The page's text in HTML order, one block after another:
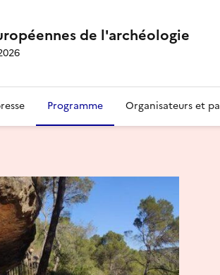
de l'archéologie
Programme Organisateurs et